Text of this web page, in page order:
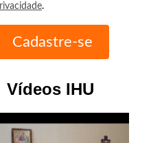
.
Vídeos IHU